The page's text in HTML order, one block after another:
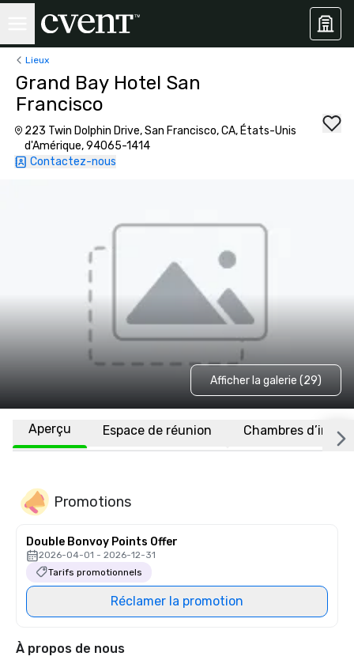
Lieux
Grand Bay Hotel San
Francisco
223 Twin Dolphin Drive, San Francisco, CA, États-Unis
d'Amérique, 94065-1414
Contactez-nous
Afficher la galerie (29)
Aperçu Espace de réunion Chambres
Promotions
Double Bonvoy Points Offer
2026-04-01 - 2026-12-31
Tarifs promotionnels
Réclamer la promotion
À propos de nous